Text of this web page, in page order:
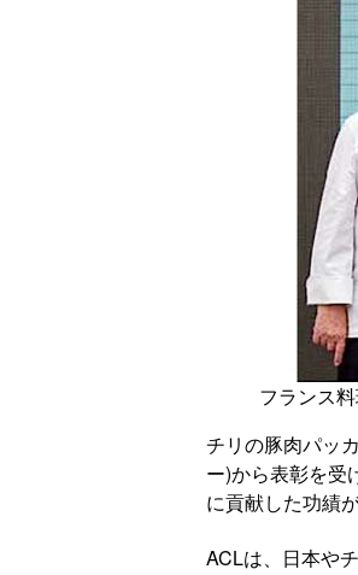
フランス
チリの豚肉パッ
ー)から表彰を受
に貢献した功績
ACLは、日本や